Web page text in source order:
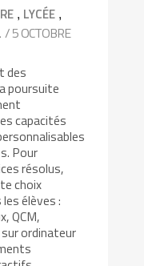
, LYCÉE ,
/ 5 OCTOBRE
des
poursuite
capacités
Pour
résolus,
choix
élèves :
QCM,
ordinateur